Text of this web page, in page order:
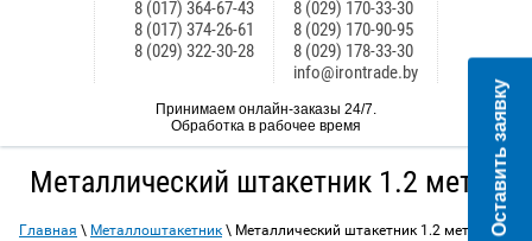
Принимаем онлайн-заказы 24/7.
Обработка в рабочее время
Оставить заявку
8 (017) 364-67-43
8 (017) 374-26-61
8 (029) 322-30-28
8 (029) 170-33-30
8 (029) 170-90-95
8 (029) 178-33-30
info@irontrade.by
Металлический штакетник 1.2 метра
Главная \ Металлоштакетник \ Металлический штакетник 1.2 метра